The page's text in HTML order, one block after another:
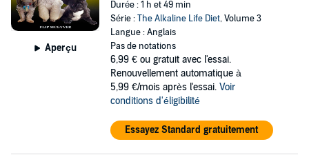
Aperçu
Durée : 1 h et 49 min
Série :The Alkaline Life Diet, Volume 3
Langue : Anglais
Pas de notations
6,99 € ou gratuit avec l'essai.
Renouvellement automatique à
5,99 €/mois après l'essai. Voir
conditions d'éligibilité
Essayez Standard gratuitement